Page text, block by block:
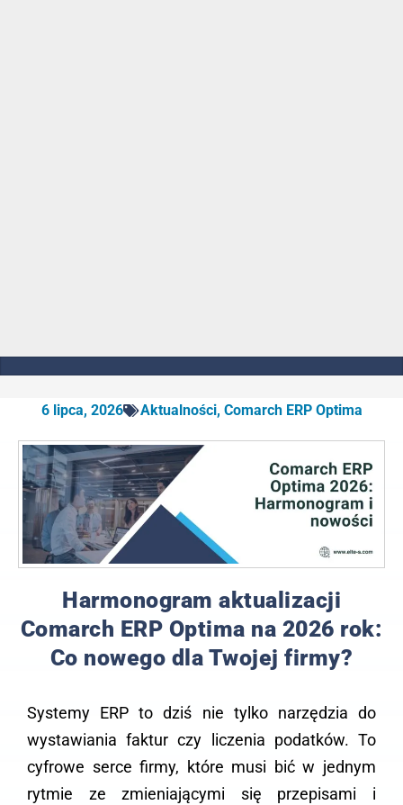
6 lipca, 2026 Aktualności, Comarch ERP Optima
Harmonogram aktualizacji
Comarch ERP Optima na 2026 rok:
Co nowego dla Twojej firmy?
Systemy ERP to dziś nie tylko narzędzia do
wystawiania faktur czy liczenia podatków. To
cyfrowe serce firmy, które musi bić w jednym
rytmie ze zmieniającymi się przepisami i